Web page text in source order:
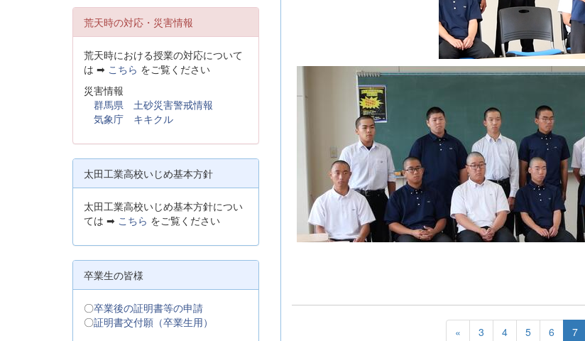
« 3 4 5 6 7
荒天時の対応・災害情報
荒天時における授業の対応について
は ➡ こちら をご覧ください
災害情報
群馬県 土砂災害警戒情報
気象庁 キキクル
太田工業高校いじめ基本方針
太田工業高校いじめ基本方針につい
ては ➡ こちら をご覧ください
卒業生の皆様
〇卒業後の証明書等の申請
〇証明書交付願（卒業生用）